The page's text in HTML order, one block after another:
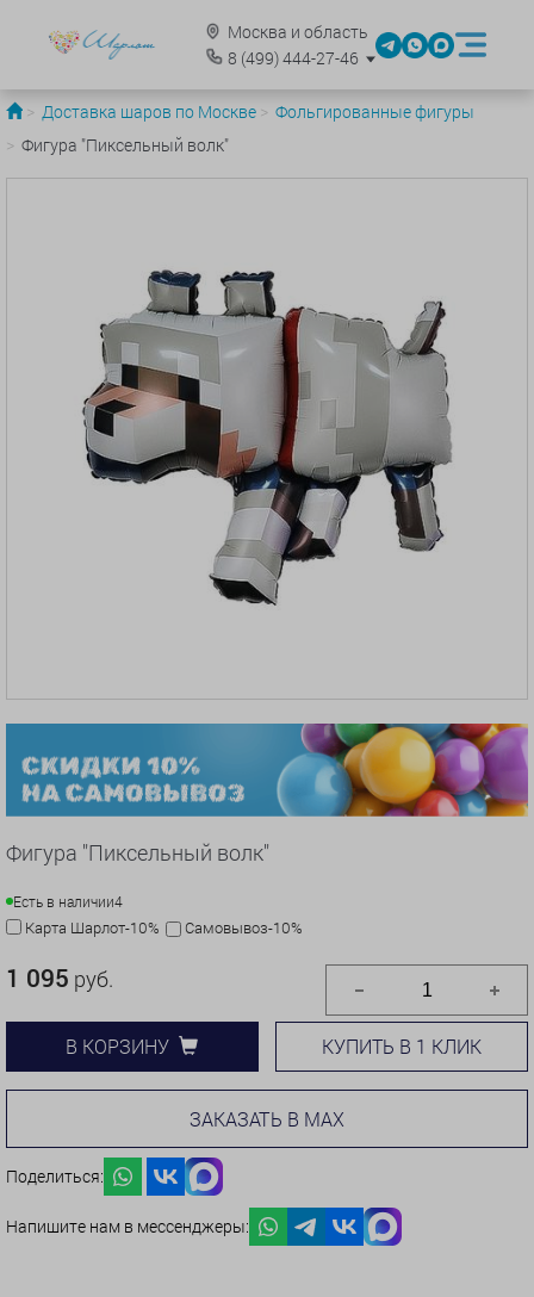
Москва и область
8 (499)444-27-46
Доставка шаров по Москве
Фольгированные фигуры
Фигура "Пиксельный волк"
Фигура "Пиксельный волк"
Есть в наличии4
Карта Шарлот-10% Самовывоз-10%
1 095 руб.
В КОРЗИНУ КУПИТЬ В 1 КЛИК
ЗАКАЗАТЬ В MAX
Поделиться:
Напишите нам в мессенджеры: